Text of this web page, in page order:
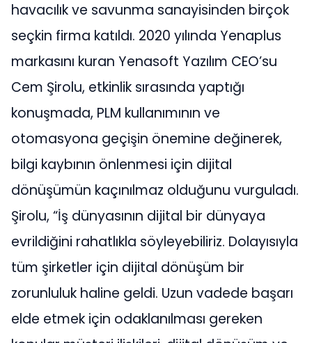
havacılık ve savunma sanayisinden birçok
seçkin firma katıldı. 2020 yılında Yenaplus
markasını kuran Yenasoft Yazılım CEO’su
Cem Şirolu, etkinlik sırasında yaptığı
konuşmada, PLM kullanımının ve
otomasyona geçişin önemine değinerek,
bilgi kaybının önlenmesi için dijital
dönüşümün kaçınılmaz olduğunu vurguladı.
Şirolu, “İş dünyasının dijital bir dünyaya
evrildiğini rahatlıkla söyleyebiliriz. Dolayısıyla
tüm şirketler için dijital dönüşüm bir
zorunluluk haline geldi. Uzun vadede başarı
elde etmek için odaklanılması gereken